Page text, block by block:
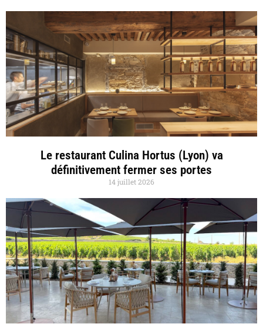
Le restaurant Culina Hortus (Lyon) va
définitivement fermer ses portes
14 juillet 2026